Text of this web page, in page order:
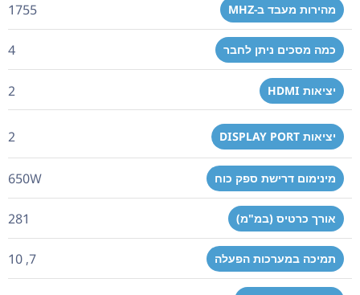
מהירות מעבד ב-MHZ 1755
כמה מסכים ניתן לחבר 4
יציאות HDMI 2
יציאות DISPLAY PORT 2
מינימום דרישת ספק כוח 650W
אורך כרטיס (במ"מ) 281
תמיכה במערכות הפעלה 7, 10